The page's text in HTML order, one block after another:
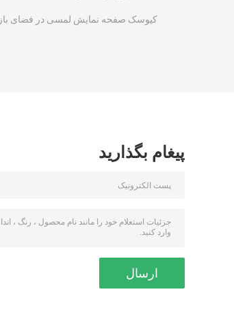
کیوسک صفحه نمایش لمسی در فضای باز
پیغام بگذارید